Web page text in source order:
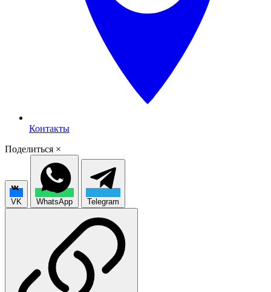
Контакты
Поделиться ×
VK WhatsApp Telegram